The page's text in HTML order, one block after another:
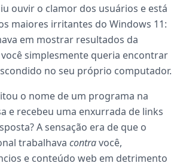
ouvir o clamor dos usuários e está
maiores irritantes do Windows 11:
em mostrar resultados da
simplesmente queria encontrar
no seu próprio computador.
o nome de um programa na
e recebeu uma enxurrada de links
A sensação era de que o
trabalhava contravocê,
e conteúdo web em detrimento